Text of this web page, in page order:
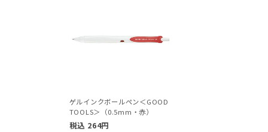
ゲルインクボールペン＜GOOD
TOOLS＞（0.5mm・赤）
税込 264円